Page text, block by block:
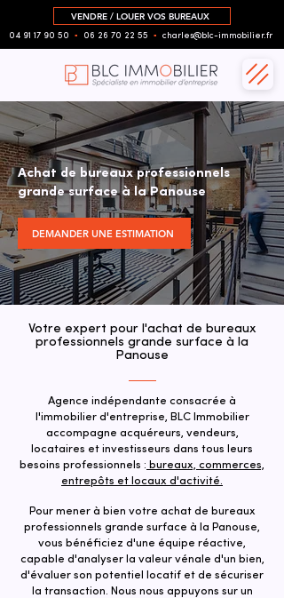
VENDRE / LOUER VOS BUREAUX
04 91 17 90 50 ▪︎ 06 26 70 22 55 ▪︎ charles@blc-immobilier.fr
Achat de bureaux professionnels
grande surface à la Panouse
DEMANDER UNE ESTIMATION
Votre expert pour l'achat de bureaux
professionnels grande surface à la
Panouse
Agence indépendante consacrée à
l'immobilier d'entreprise, BLC Immobilier
accompagne acquéreurs, vendeurs,
locataires et investisseurs dans tous leurs
besoins professionnels : bureaux, commerces,
entrepôts et locaux d'activité.
Pour mener à bien votre achat de bureaux
professionnels grande surface à la Panouse,
vous bénéficiez d'une équipe réactive,
capable d'analyser la valeur vénale d'un bien,
d'évaluer son potentiel locatif et de sécuriser
la transaction. ​Nous nous appuyons sur un